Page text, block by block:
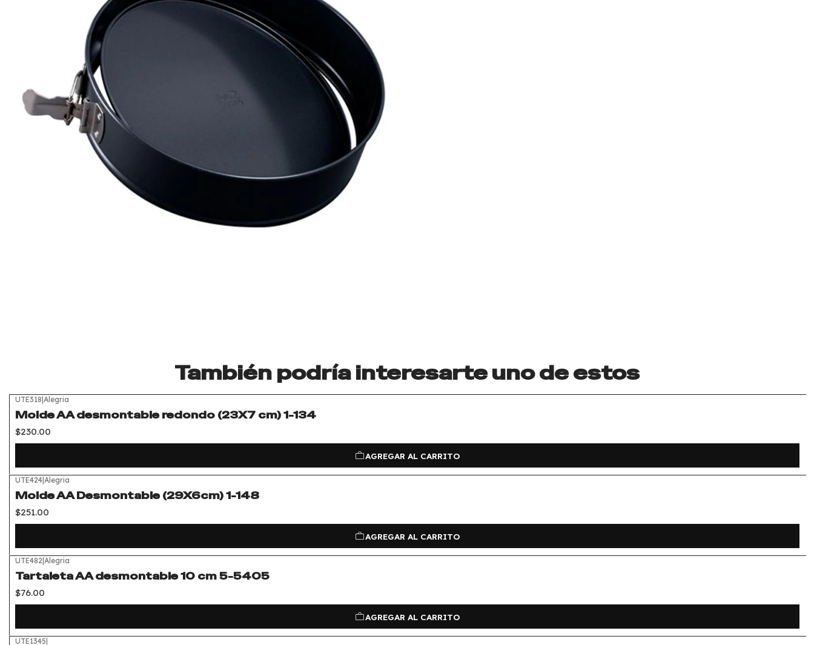
También podría interesarte uno de estos
UTE318|Alegria
Molde AA desmontable redondo (23X7 cm) 1-134
$230.00
AGREGAR AL CARRITO
UTE424|Alegria
Molde AA Desmontable (29X6cm) 1-148
$251.00
AGREGAR AL CARRITO
UTE482|Alegria
Tartaleta AA desmontable 10 cm 5-5405
$76.00
AGREGAR AL CARRITO
UTE1345|